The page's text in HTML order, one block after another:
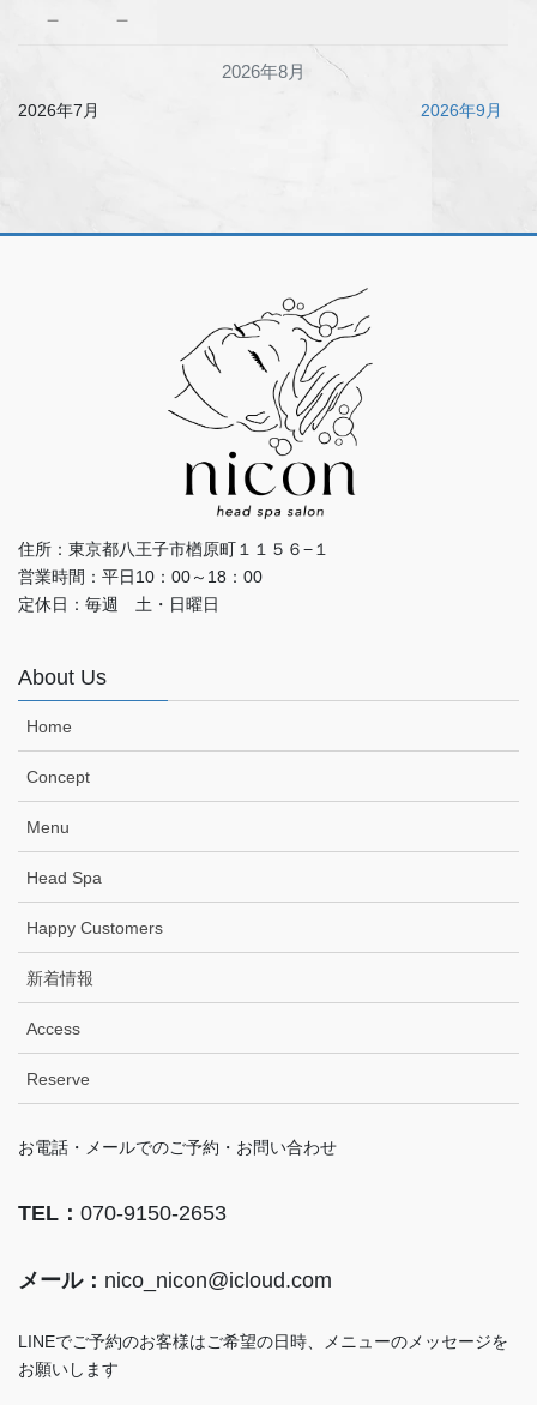
2026年8月
－ －
2026年7月 2026年9月
住所：東京都八王子市楢原町１１５６−１
営業時間：平日10：00～18：00
定休日：毎週 土・日曜日
About Us
Home
Concept
Menu
Head Spa
Happy Customers
新着情報
Access
Reserve
お電話・メールでのご予約・お問い合わせ
TEL： 070-9150-2653
メール： nico_nicon@icloud.com
LINEでご予約のお客様はご希望の日時、メニューのメッセージを
お願いします